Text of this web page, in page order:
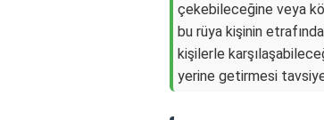
çekebileceğine veya
bu rüya kişinin
kişilerle
yerine getirmesi